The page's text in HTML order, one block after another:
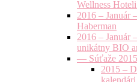
Wellness
2016 – Január
Haberman
2016 – Január
unikátny BIO
— Súťaže 2015
2015 –
kalendári